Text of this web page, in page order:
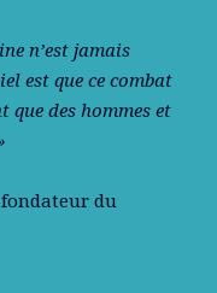
n’est jamais
est que ce combat
des hommes et
du